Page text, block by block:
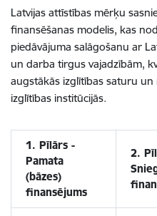
Latvijas attīstības mērķu
finansēšanas modelis, kas
piedāvājuma salāgošanu ar
un darba tirgus vajadzībām,
augstākās izglītības saturu
izglītības institūcijās.
1. Pīlārs -
Pamata
(bāzes)
finansējums
2.